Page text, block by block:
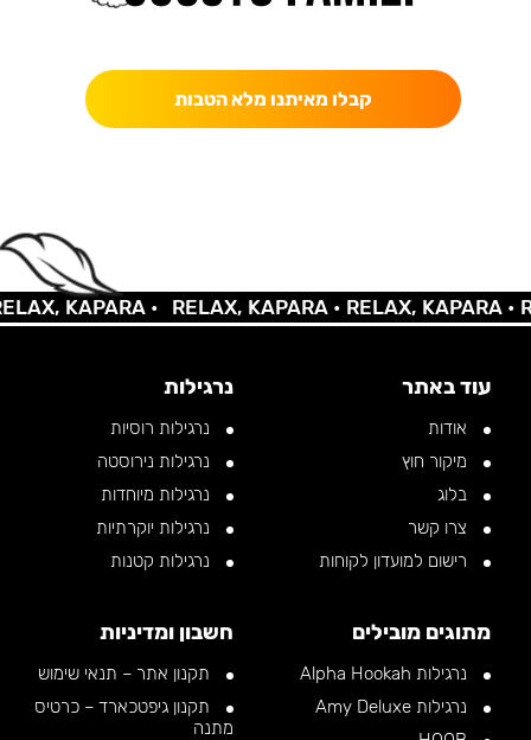
קבלו מאיתנו מלא הטבות
KAPARA • RELAX, KAPARA •RELAX, KAPARA •
עוד באתר
אודות
מיקור חוץ
בלוג
צרו קשר
רישום למועדון לקוחות
נרגילות
נרגילות רוסיות
נרגילות נירוסטה
נרגילות מיוחדות
נרגילות יוקרתיות
נרגילות קטנות
מתוגים מובילים
נרגילות Alpha Hookah
נרגילות Amy Deluxe
חשבון ומדיניות
תקנון אתר – תנאי שימוש
תקנון גיפטכארד – כרטיס
מתנה